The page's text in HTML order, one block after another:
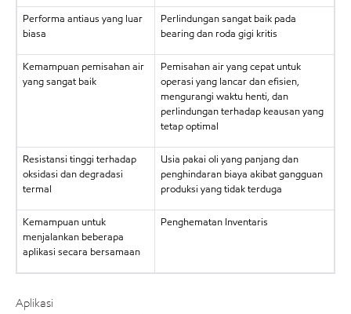
Performa antiaus yang luar
biasa
Perlindungan sangat baik pada
bearing dan roda gigi kritis
Kemampuan pemisahan air
yang sangat baik
Pemisahan air yang cepat untuk
operasi yang lancar dan efisien,
mengurangi waktu henti, dan
perlindungan terhadap keausan yang
tetap optimal
Resistansi tinggi terhadap
oksidasi dan degradasi
termal
Usia pakai oli yang panjang dan
penghindaran biaya akibat gangguan
produksi yang tidak terduga
Kemampuan untuk
menjalankan beberapa
aplikasi secara bersamaan
Penghematan Inventaris
Aplikasi